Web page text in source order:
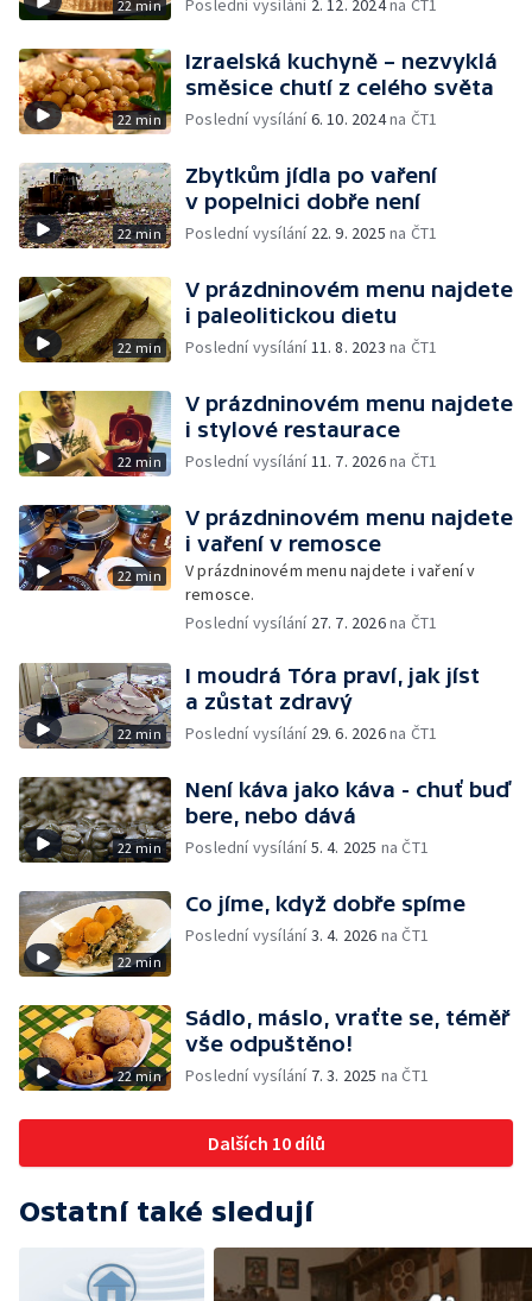
22 min Poslední vysílání 2. 12. 2024na ČT1
22 min
Izraelská kuchyně – nezvyklá
směsice chutí z celého světa
Poslední vysílání6. 10. 2024na ČT1
22 min
Zbytkům jídla po vaření
v popelnici dobře není
Poslední vysílání 22. 9. 2025 na ČT1
22 min
V prázdninovém menu najdete
i paleolitickou dietu
Poslední vysílání11. 8. 2023 na ČT1
22 min
V prázdninovém menu najdete
i stylové restaurace
Poslední vysílání11. 7. 2026na ČT1
22 min
V prázdninovém menu najdete
i vaření v remosce
V prázdninovém menu najdete i vaření v
remosce.
Poslední vysílání 27. 7. 2026na ČT1
22 min
I moudrá Tóra praví, jak jíst
a zůstat zdravý
Poslední vysílání 29. 6. 2026na ČT1
22 min
Není káva jako káva - chuť buď
bere, nebo dává
Poslední vysílání5. 4. 2025 na ČT1
22 min
Co jíme, když dobře spíme
Poslední vysílání3. 4. 2026 na ČT1
22 min
Sádlo, máslo, vraťte se, téměř
vše odpuštěno!
Poslední vysílání 7. 3. 2025 na ČT1
Dalších 10 dílů
Ostatní také sledují